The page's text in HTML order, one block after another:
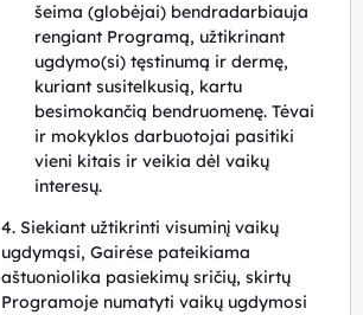
šeima (globėjai) bendradarbiauja
rengiant Programą, užtikrinant
ugdymo(si) tęstinumą ir dermę,
kuriant susitelkusią, kartu
besimokančią bendruomenę. Tėvai
ir mokyklos darbuotojai pasitiki
vieni kitais ir veikia dėl vaikų
interesų.
4. Siekiant užtikrinti visuminį vaikų
ugdymąsi, Gairėse pateikiama
aštuoniolika pasiekimų sričių, skirtų
Programoje numatyti vaikų ugdymosi